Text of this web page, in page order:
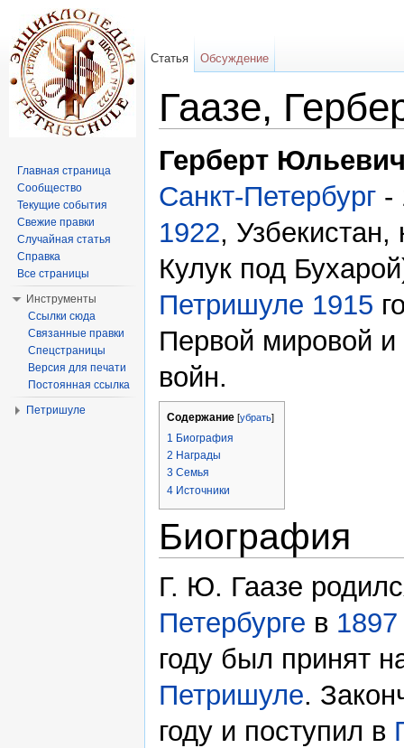
Гаазе,
Герберт
Санкт-Петербург -
1922,
Кулук под
Петришуле 1915
Первой мировой и
войн.
Содержание [убрать]
1 Биография
2 Награды
3 Семья
4 Источники
Биография
Г. Ю. Гаазе
Петербурге в 1897
году был принят
Петришуле.
году и поступил в
Статья Обсуждение
Главная страница
Сообщество
Текущие события
Свежие правки
Случайная статья
Справка
Все страницы
Инструменты
Ссылки сюда
Связанные правки
Спецстраницы
Версия для печати
Постоянная ссылка
Петришуле